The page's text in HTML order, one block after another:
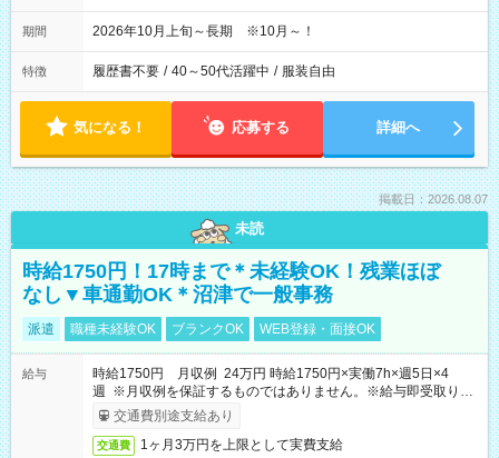
期間 2026年10月上旬～長期 ※10月～！
特徴 履歴書不要 / 40～50代活躍中 / 服装自由
気になる！ 応募する 詳細へ
掲載日：2026.08.07
未読
時給1750円！17時まで＊未経験OK！残業ほぼ
なし▼車通勤OK＊沼津で一般事務
派遣 職種未経験OK ブランクOK WEB登録・面接OK
給与
時給1750円 月収例 24万円 時給1750円×実働7h×週5日×4
週 ※月収例を保証するものではありません。※給与即受取りサ
ービス利用可（利用条件有）
交通費別途支給あり
交通費 1ヶ月3万円を上限として実費支給